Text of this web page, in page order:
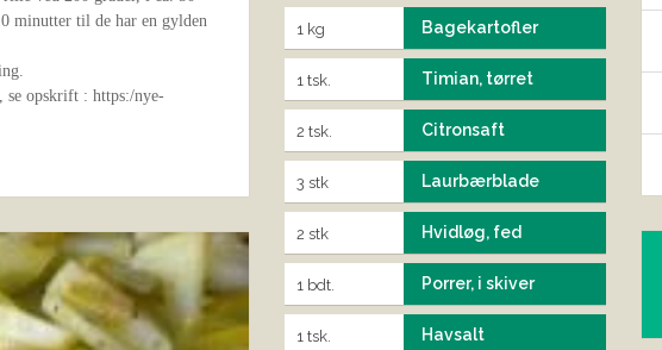
1 kg Bagekartofler
1 tsk. Timian, tørret
2 tsk. Citronsaft
3 stk Laurbærblade
2 stk Hvidløg, fed
1 bdt. Porrer, i skiver
1 tsk. Havsalt
minutter til de har en gylden
se opskrift : https:/nye-